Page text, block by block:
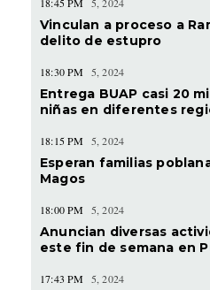
18:45 PM 5, 2024
Vinculan a proceso a
delito de estupro
18:30 PM 5, 2024
Entrega BUAP casi 20
niñas en diferentes
18:15 PM 5, 2024
Esperan familias
Magos
18:00 PM 5, 2024
Anuncian diversas
este fin de semana en
17:43 PM 5, 2024